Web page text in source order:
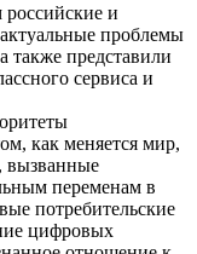
и
проблемы
также представили
сервиса и
как меняется мир,
вызванные
переменам в
потребительские
цифровых